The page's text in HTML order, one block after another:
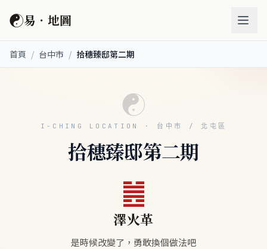
☯易．地圖
首頁 / 台中市 / 拾穗臻邸第二期
☯
I-CHING LOCATION · 台中市 / 北屯區
拾穗臻邸第二期
䷰
澤火革
是時候改變了，勇敢換個做法吧